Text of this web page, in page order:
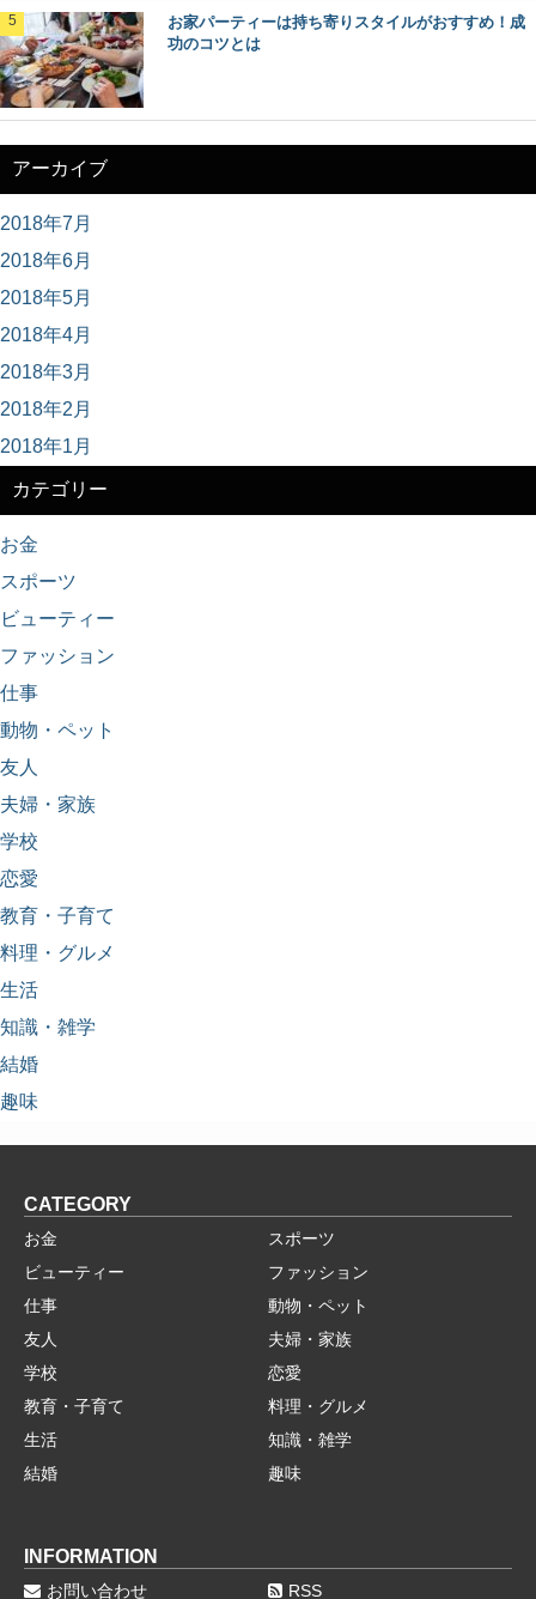
お家パーティーは持ち寄りスタイルがおすすめ！成
功のコツとは
アーカイブ
2018年7月
2018年6月
2018年5月
2018年4月
2018年3月
2018年2月
2018年1月
カテゴリー
お金
スポーツ
ビューティー
ファッション
仕事
動物・ペット
友人
夫婦・家族
学校
恋愛
教育・子育て
料理・グルメ
生活
知識・雑学
結婚
趣味
CATEGORY
お金
スポーツ
ビューティー
ファッション
仕事
動物・ペット
友人
夫婦・家族
学校
恋愛
教育・子育て
料理・グルメ
生活
知識・雑学
結婚
趣味
INFORMATION
お問い合わせ RSS